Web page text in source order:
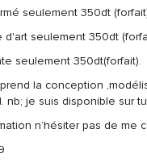
seulement 350dt
d'art seulement 350dt
seulement 350dt(forfait).
la conception
nb; je suis disponible sur
n’hésiter pas de me